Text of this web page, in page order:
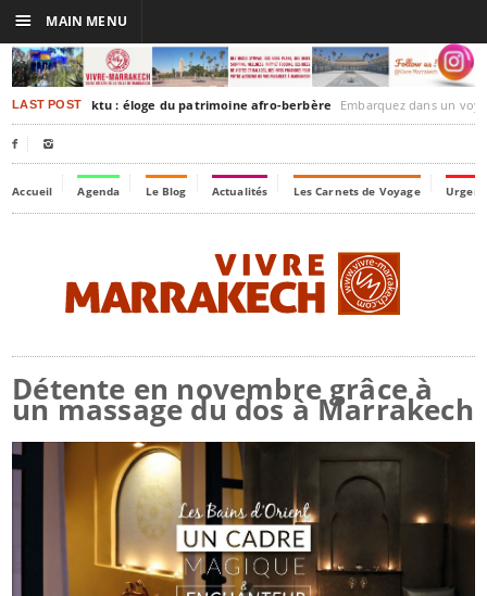
LAST POSTTimbuktu : éloge du patrimoine afro-berbère Embarquez dans un voyage culturel dans le
 
Accueil Agenda Le Blog Actualités Les Carnets de Voyage
Détente en novembre grâce à
un massage du dos à Marrakech
☰ MAIN MENU